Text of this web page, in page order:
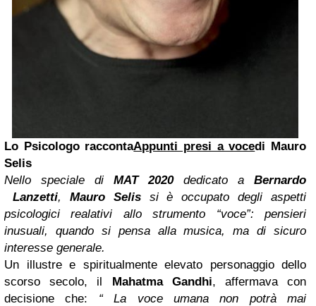
Lo Psicologo raccontaAppunti presi a vocedi Mauro
Selis
Nello speciale di MAT 2020dedicato a Bernardo
Lanzetti, Mauro Selissi è occupato degli aspetti
psicologici realativi allo strumento “voce”: pensieri
inusuali, quando si pensa alla musica, ma di sicuro
interesse generale.
Un illustre e spiritualmente elevato personaggio dello
scorso secolo, il Mahatma Gandhi, affermava con
decisione che: “ La voce umana non potrà mai